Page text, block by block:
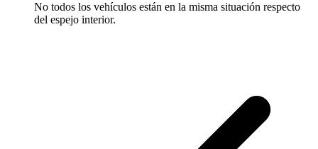
No todos los vehículos están en la misma situación respecto
del espejo interior.